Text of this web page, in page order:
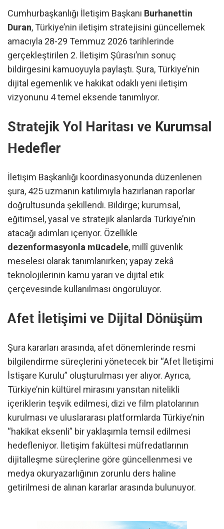
Cumhurbaşkanlığı İletişim Başkanı Burhanettin
Duran, Türkiye’nin iletişim stratejisini güncellemek
amacıyla 28-29 Temmuz 2026 tarihlerinde
gerçekleştirilen 2. İletişim Şûrası’nın sonuç
bildirgesini kamuoyuyla paylaştı. Şura, Türkiye’nin
dijital egemenlik ve hakikat odaklı yeni iletişim
vizyonunu 4 temel eksende tanımlıyor.
Stratejik Yol Haritası ve Kurumsal
Hedefler
İletişim Başkanlığı koordinasyonunda düzenlenen
şura, 425 uzmanın katılımıyla hazırlanan raporlar
doğrultusunda şekillendi. Bildirge; kurumsal,
eğitimsel, yasal ve stratejik alanlarda Türkiye’nin
atacağı adımları içeriyor. Özellikle
dezenformasyonla mücadele, millî güvenlik
meselesi olarak tanımlanırken; yapay zekâ
teknolojilerinin kamu yararı ve dijital etik
çerçevesinde kullanılması öngörülüyor.
Afet İletişimi ve Dijital Dönüşüm
Şura kararları arasında, afet dönemlerinde resmi
bilgilendirme süreçlerini yönetecek bir “Afet İletişimi
İstişare Kurulu” oluşturulması yer alıyor. Ayrıca,
Türkiye’nin kültürel mirasını yansıtan nitelikli
içeriklerin teşvik edilmesi, dizi ve film platolarının
kurulması ve uluslararası platformlarda Türkiye’nin
“hakikat eksenli” bir yaklaşımla temsil edilmesi
hedefleniyor. İletişim fakültesi müfredatlarının
dijitalleşme süreçlerine göre güncellenmesi ve
medya okuryazarlığının zorunlu ders haline
getirilmesi de alınan kararlar arasında bulunuyor.